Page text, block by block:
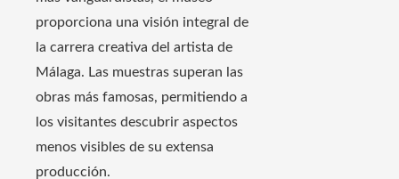
proporciona una visión integral de
la carrera creativa del artista de
Málaga. Las muestras superan las
obras más famosas, permitiendo a
los visitantes descubrir aspectos
menos visibles de su extensa
producción.